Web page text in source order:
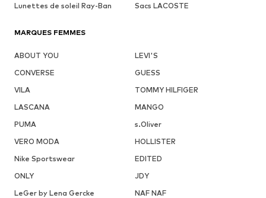
Lunettes de soleil Ray-Ban
Sacs LACOSTE
MARQUES FEMMES
ABOUT YOU
LEVI'S
CONVERSE
GUESS
VILA
TOMMY HILFIGER
LASCANA
MANGO
PUMA
s.Oliver
VERO MODA
HOLLISTER
Nike Sportswear
EDITED
ONLY
JDY
LeGer by Lena Gercke
NAF NAF